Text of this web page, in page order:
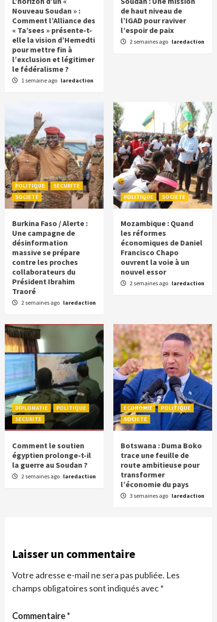
Nouveau Soudan » :
Comment l’Alliance des
« Ta’sees » présente-t-
elle la vision d’Hemedti
pour mettre fin à
l’exclusion et légitimer
le fédéralisme ?
1 semaine ago laredaction
de haut niveau de
l’IGAD pour raviver
l’espoir de paix
2 semaines ago laredaction
POLITIQUE
SECURITE
SOCIETE
Burkina Faso / Alerte :
Une campagne de
désinformation
massive se prépare
contre les proches
collaborateurs du
Président Ibrahim
Traoré
2 semaines ago laredaction
POLITIQUE SOCIETE
Mozambique : Quand
les réformes
économiques de Daniel
Francisco Chapo
ouvrent la voie à un
nouvel essor
2 semaines ago laredaction
DIPLOMATIE
POLITIQUE
SECURITE
Comment le soutien
égyptien prolonge-t-il
la guerre au Soudan ?
2 semaines ago laredaction
ECONOMIE
POLITIQUE
SOCIETE
Botswana : Duma Boko
trace une feuille de
route ambitieuse pour
transformer
l’économie du pays
3 semaines ago laredaction
Laisser un commentaire
Votre adresse e-mail ne sera pas publiée. Les
champs obligatoires sont indiqués avec*
Commentaire*